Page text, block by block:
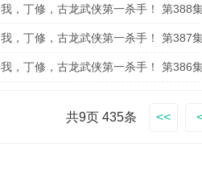
我，丁修，古龙武侠第一杀手！ 第388
我，丁修，古龙武侠第一杀手！ 第387
我，丁修，古龙武侠第一杀手！ 第386
共9页 435条 <<